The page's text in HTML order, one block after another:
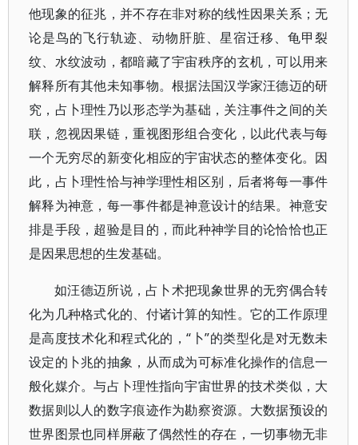
他现象的征兆，并不存在非对称的线性因果关系；无
论是鸟的飞行轨迹、动物肝脏、星宿迁移、龟甲裂
纹、水纹波动，都暗藏了宇宙秩序的玄机，可以用来
解释所有其他未知事物。根据法国汉学家汪德迈的研
究，占卜理性乃以形态学为基础，关注事件之间的关
联，忽视因果链，重视图形组合变化，以此代表与每
一个无穷尽的新变化相应的宇宙状态的整体变化。因
此，占卜理性恰与神学理性相区别，后者将每一事件
解释为神意，每一事件都是神意设计的结果。神意安
排是手段，超验是目的，而此种神学目的论恰恰也正
是因果思想的生发基础。
如汪德迈所说，占卜术把现象世界的无穷偶合转
化为几种格式化的、付诸计算的知性。它的工作原理
是高度技术化和程式化的，“卜”的类型化是对无数未
设定的卜兆的抽象，从而成为可标准化操作的信息一
般化媒介。与占卜理性指向宇宙世界的技术类似，大
数据则以人的数字痕迹作为勘察资源。大数据预设的
世界图景也同样屏蔽了偶然性的存在，一切事物无非